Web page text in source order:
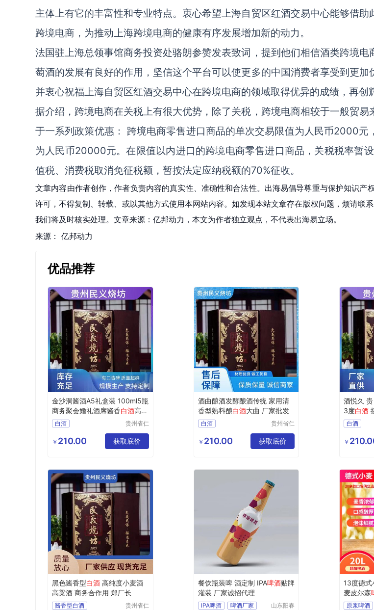
主体上有它的丰富性和专业特点。衷心希望上海自贸区红酒交易中心能够借助
跨境电商，为推动上海跨境电商的健康有序发展增加新的动力。
法国驻上海总领事馆商务投资处骆朗参赞发表致词，提到他们相信酒类跨境电
萄酒的发展有良好的作用，坚信这个平台可以使更多的中国消费者享受到更加
并衷心祝福上海自贸区红酒交易中心在跨境电商的领域取得优异的成绩，再创
据介绍，跨境电商在关税上有很大优势，除了关税，跨境电商相较于一般贸易
于一系列政策优惠： 跨境电商零售进口商品的单次交易限值为人民币2000元
为人民币20000元。在限值以内进口的跨境电商零售进口商品，关税税率暂
值税、消费税取消免征税额，暂按法定应纳税额的70%征收。
文章内容由作者创作，作者负责内容的真实性、准确性和合法性。出海易倡导尊重与保护知识产
许可，不得复制、转载、或以其他方式使用本网站内容。如发现本站文章存在版权问题，烦请联
我们将及时核实处理。文章来源：亿邦动力，本文为作者独立观点，不代表出海易立场。
来源： 亿邦动力
优品推荐
金沙洞酱酒A5礼盒装 100ml5瓶
商务聚会婚礼酒席酱香白酒高粱
酒白酒
湘潭白酒茅台镇白酒
江门酱香型白酒白酒茅台镇白酒
广元酱香型白酒白酒
贵州省仁
盆酒业有
限公司
￥ 210.00 获取底价
酒曲酿酒发酵酿酒传统 家用清
香型熟料酿白酒大曲 厂家批发
白酒
塔城酱香型白酒白酒
吉安酱香型白酒白酒
日照白酒茅台镇白酒
贵州省仁
盆酒业有
限公司
￥ 210.00 获取底价
酒悦久
3度白酒
白酒
邯郸白酒
￥
黑色酱香型白酒 高纯度小麦酒
高粱酒 商务合作用 郑厂长
酱香型白酒
贵州省仁
餐饮瓶装啤 酒定制 IPA啤酒贴牌
灌装 厂家诚招代理
IPA啤酒
啤酒厂家
山东阳春
13度德
麦皮尔森
密原浆啤酒